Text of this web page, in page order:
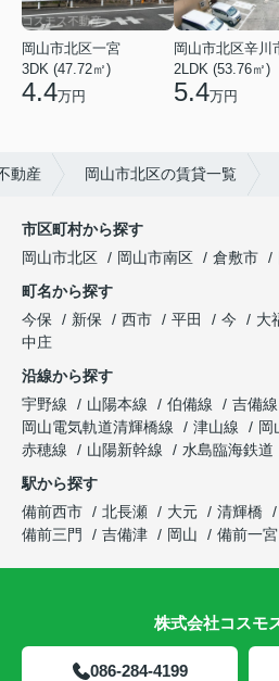
岡山市北区一宮
3DK (47.72㎡)
4.4万円
岡山市北区辛川
2LDK (53.76㎡)
5.4万円
動産 岡山市北区の賃貸一覧
市区町村から探す
岡山市北区
岡山市南区 倉敷市
町名から探す
今保
新保 西市 平田 今 大
中庄
沿線から探す
宇野線
山陽本線 伯備線
吉備線
岡山電気軌道清輝橋線
津山線
岡
赤穂線
山陽新幹線
水島臨海鉄道
駅から探す
備前西市
北長瀬 大元 清輝橋
備前三門
吉備津 岡山 備前一宮
株式会社コスモ
086-284-4199